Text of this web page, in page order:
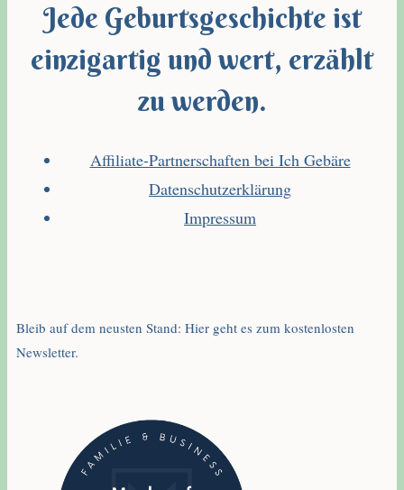
Jede Geburtsgeschichte ist
einzigartig und wert, erzählt
zu werden.
Affiliate-Partnerschaften bei Ich Gebäre
Datenschutzerklärung
Impressum
Bleib auf dem neusten Stand: Hier geht es zum kostenlosten
Newsletter.